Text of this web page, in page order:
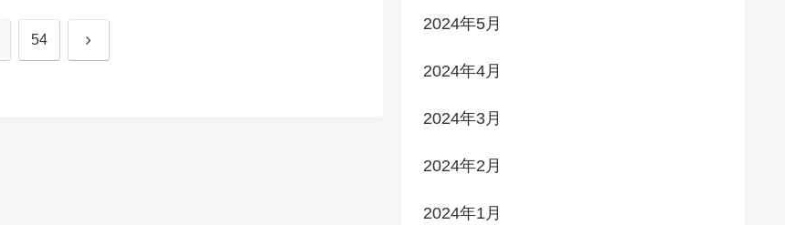
54 次
2024年5月
2024年4月
2024年3月
2024年2月
2024年1月